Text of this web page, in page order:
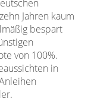
Jahren kaum
bespart
von 100%.
in